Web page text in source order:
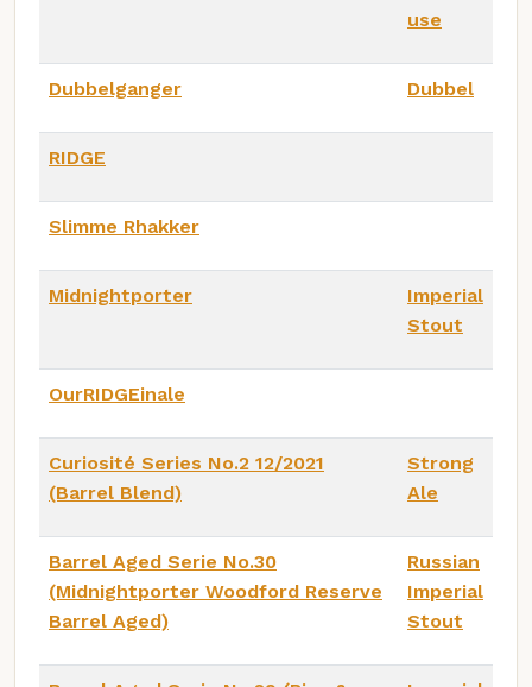
use
Dubbelganger Dubbel
RIDGE
Slimme Rhakker
Midnightporter
Imperial
Stout
OurRIDGEinale
Curiosité Series No.2 12/2021
(Barrel Blend)
Strong
Ale
Barrel Aged Serie No.30
(Midnightporter Woodford Reserve
Barrel Aged)
Russian
Imperial
Stout